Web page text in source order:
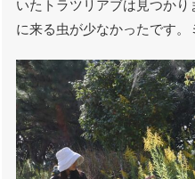
いたトラツリアブは見つか
に来る虫が少なかったです。